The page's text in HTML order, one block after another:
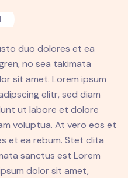
duo dolores et ea
no sea takimata
sit amet. Lorem ipsum
elitr, sed diam
ut labore et dolore
voluptua. At vero eos et
et ea rebum. Stet clita
sanctus est Lorem
dolor sit amet,